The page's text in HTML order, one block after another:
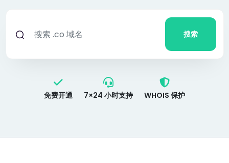
搜索
免费开通 7×24 小时支持 WHOIS 保护